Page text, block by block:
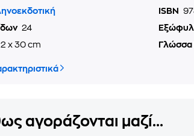
ISBN
24
x 30 cm Γλώσσα
αγοράζονται μαζί...